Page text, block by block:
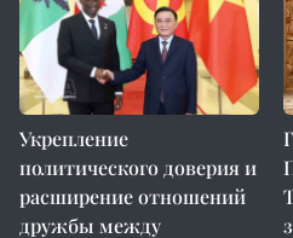
Укрепление
политического доверия и
расширение отношений
дружбы между